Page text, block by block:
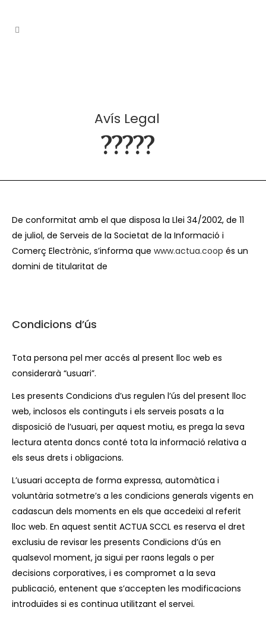
Avís Legal
?????
De conformitat amb el que disposa la Llei 34/2002, de 11
de juliol, de Serveis de la Societat de la Informació i
Comerç Electrònic, s’informa que www.actua.coop és un
domini de titularitat de
Condicions d’ús
Tota persona pel mer accés al present lloc web es
considerarà “usuari”.
Les presents Condicions d’us regulen l’ús del present lloc
web, inclosos els continguts i els serveis posats a la
disposició de l’usuari, per aquest motiu, es prega la seva
lectura atenta doncs conté tota la informació relativa a
els seus drets i obligacions.
L’usuari accepta de forma expressa, automàtica i
voluntària sotmetre’s a les condicions generals vigents en
cadascun dels moments en els que accedeixi al referit
lloc web. En aquest sentit ACTUA SCCL es reserva el dret
exclusiu de revisar les presents Condicions d’ús en
qualsevol moment, ja sigui per raons legals o per
decisions corporatives, i es compromet a la seva
publicació, entenent que s’accepten les modificacions
introduïdes si es continua utilitzant el servei.